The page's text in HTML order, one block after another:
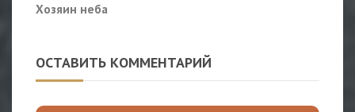
Хозяин неба
ОСТАВИТЬ КОММЕНТАРИЙ